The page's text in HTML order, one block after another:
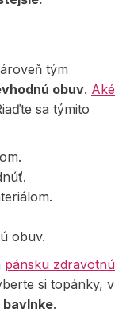
tým
obuv. Aké
sa týmito
obuv.
pánsku zdravotnú
si topánky, v
bavlnke.